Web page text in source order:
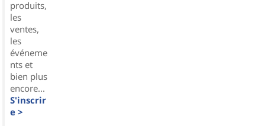
produits,
les
ventes,
les
événeme
nts et
bien plus
encore...
S'inscrir
e >